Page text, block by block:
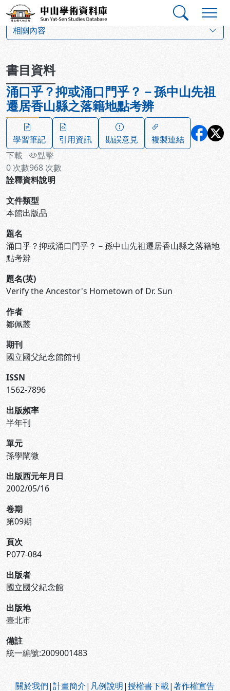
跳到主要內容
中山學術資料庫
相關內容
書目資料
涌口乎？抑或涌口門乎？－孫中山先祖
遷居香山縣之落籍地點考辨
學習筆記 引用資訊 勘誤意見
複製連結
下載
0 次數
點擊
968 次數
詮釋資料說明
文件類型
本館出版品
題名
涌口乎？抑或涌口門乎？－孫中山先祖遷居香山縣之落籍地
點考辨
題名(英)
Verify the Ancestor's Hometown of Dr. Sun
作者
鄒佩叢
期刊
國立國父紀念館館刊
ISSN
1562-7896
出版頻率
半年刊
單元
孫學闡微
出版西元年月日
2002/05/16
卷期
第09期
頁次
P077-084
出版者
國立國父紀念館
出版地
臺北市
備註
統一編號:2009001483
關於我們|計畫簡介| 凡例說明|授權書下載|著作權宣告